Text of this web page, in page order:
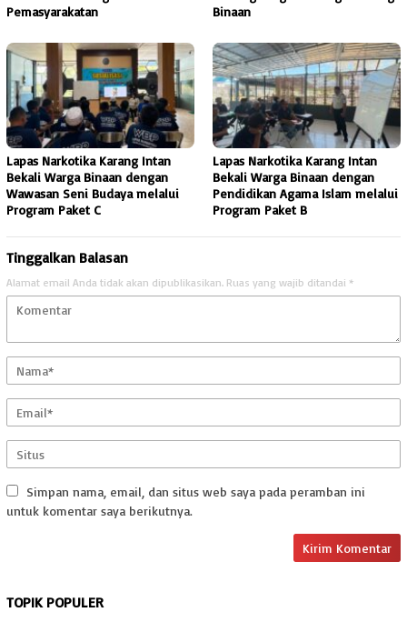
Pemasyarakatan
Binaan
Lapas Narkotika Karang Intan
Bekali Warga Binaan dengan
Wawasan Seni Budaya melalui
Program Paket C
Lapas Narkotika Karang Intan
Bekali Warga Binaan dengan
Pendidikan Agama Islam melalui
Program Paket B
Tinggalkan Balasan
Alamat email Anda tidak akan dipublikasikan. Ruas yang wajib ditandai *
Simpan nama, email, dan situs web saya pada peramban ini
untuk komentar saya berikutnya.
TOPIK POPULER